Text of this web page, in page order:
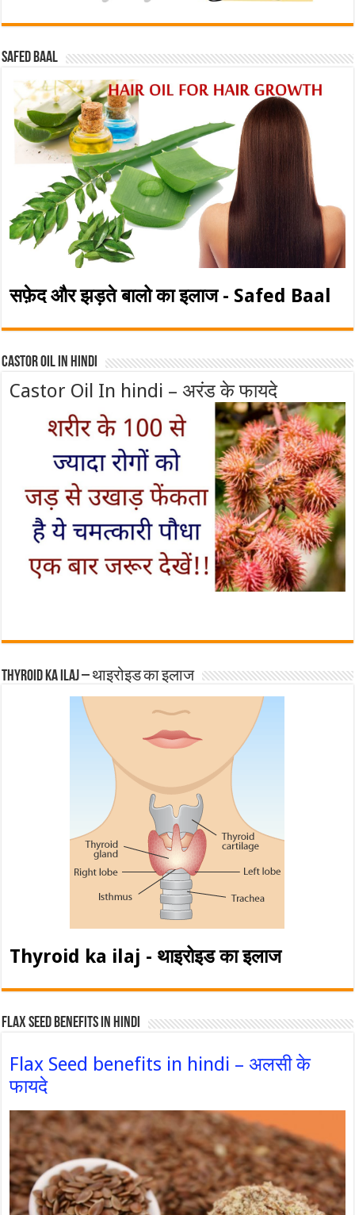
Safed baal
सफ़ेद और झड़ते बालो का इलाज - Safed Baal
Castor Oil In Hindi
Castor Oil In hindi – अरंड के फायदे
Thyroid ka ilaj – थाइरोइड का इलाज
Thyroid ka ilaj - थाइरोइड का इलाज
Flax Seed Benefits in hindi
Flax Seed benefits in hindi – अलसी के
फायदे